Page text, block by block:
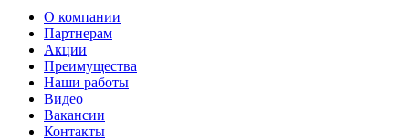
О компании
Партнерам
Акции
Преимущества
Наши работы
Видео
Вакансии
Контакты